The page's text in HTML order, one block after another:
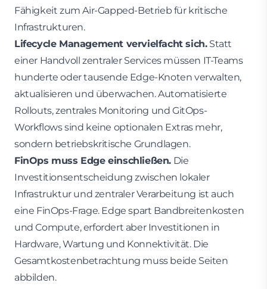
Fähigkeit zum Air-Gapped-Betrieb für kritische
Infrastrukturen.
Lifecycle Management vervielfacht sich.Statt
einer Handvoll zentraler Services müssen IT-Teams
hunderte oder tausende Edge-Knoten verwalten,
aktualisieren und überwachen. Automatisierte
Rollouts, zentrales Monitoring und GitOps-
Workflows sind keine optionalen Extras mehr,
sondern betriebskritische Grundlagen.
FinOps muss Edge einschließen. Die
Investitionsentscheidung zwischen lokaler
Infrastruktur und zentraler Verarbeitung ist auch
eine FinOps-Frage. Edge spart Bandbreitenkosten
und Compute, erfordert aber Investitionen in
Hardware, Wartung und Konnektivität. Die
Gesamtkostenbetrachtung muss beide Seiten
abbilden.